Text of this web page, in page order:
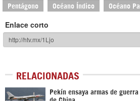
Pentágono Océano Índico Océano
Enlace corto
RELACIONADAS
Pekín ensaya armas de
de China